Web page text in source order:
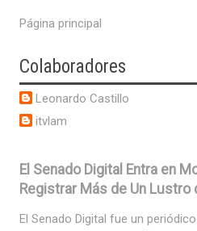
Página principal
Colaboradores
Leonardo Castillo
itvlam
El Senado Digital Entra en
Registrar Más de Un Lustro
El Senado Digital fue un